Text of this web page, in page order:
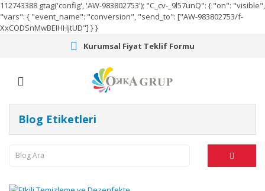
112743388 gtag('config', 'AW-983802753'); "C_cv-_9l57unQ": { "on": "visible",
"vars": { "event_name": "conversion", "send_to": ["AW-983802753/f-
XxCODSnMwBEIHHjtUD"] } }
Kurumsal Fiyat Teklif Formu
Blog Etiketleri